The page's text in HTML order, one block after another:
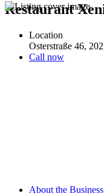
Restaurant
Location
Osterstraße 46,
Call now
About the Business